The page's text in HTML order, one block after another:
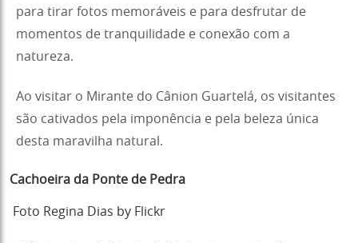
para tirar fotos memoráveis e para desfrutar de
momentos de tranquilidade e conexão com a
natureza.
Ao visitar o Mirante do Cânion Guartelá, os visitantes
são cativados pela imponência e pela beleza única
desta maravilha natural.
Cachoeira da Ponte de Pedra
Foto Regina Dias by Flickr